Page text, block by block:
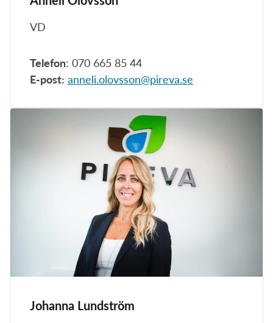
VD
Telefon: 070 665 85 44
E-post: anneli.olovsson@pireva.se
Johanna Lundström